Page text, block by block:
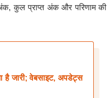
अंक, कुल प्राप्त अंक और परिणाम की
है जारी; वेबसाइट, अपडेट्स